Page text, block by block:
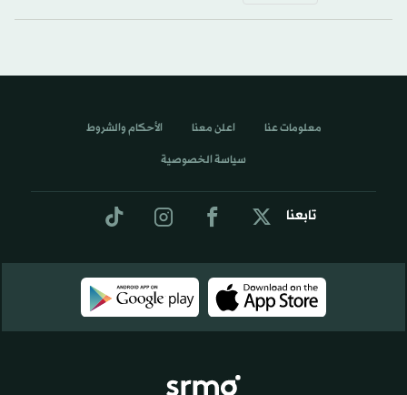
تابعنا
معلومات عنا اعلن معنا الأحكام والشروط
سياسة الخصوصية